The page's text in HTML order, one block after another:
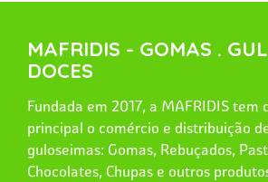
MAFRIDIS - GOMAS .
DOCES
Fundada em 2017, a MAFRIDIS tem
principal o comércio e distribuição
guloseimas: Gomas, Rebuçados,
Chocolates, Chupas e outros